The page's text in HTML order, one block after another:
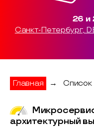
26 и
Санкт-Петербург,
Главная → Список
архитектурный